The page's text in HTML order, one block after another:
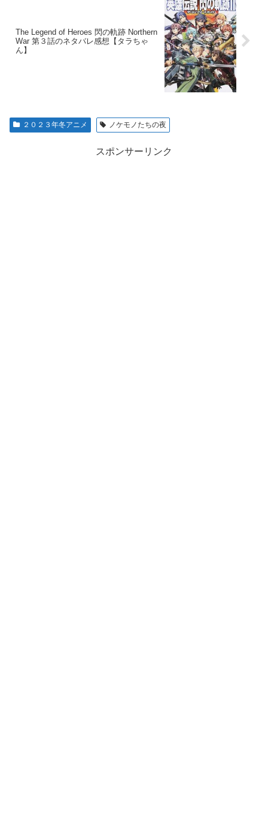
The Legend of Heroes 閃の軌跡 Northern
War 第３話のネタバレ感想【タラちゃ
ん】
２０２３年冬アニメ ノケモノたちの夜
スポンサーリンク